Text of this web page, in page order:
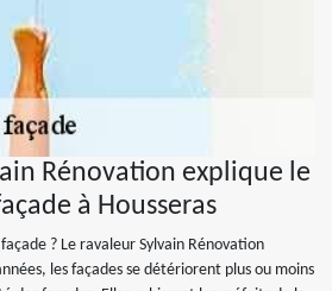
Rénovation explique le
à Housseras
? Le ravaleur Sylvain Rénovation
les façades se détériorent plus ou moins